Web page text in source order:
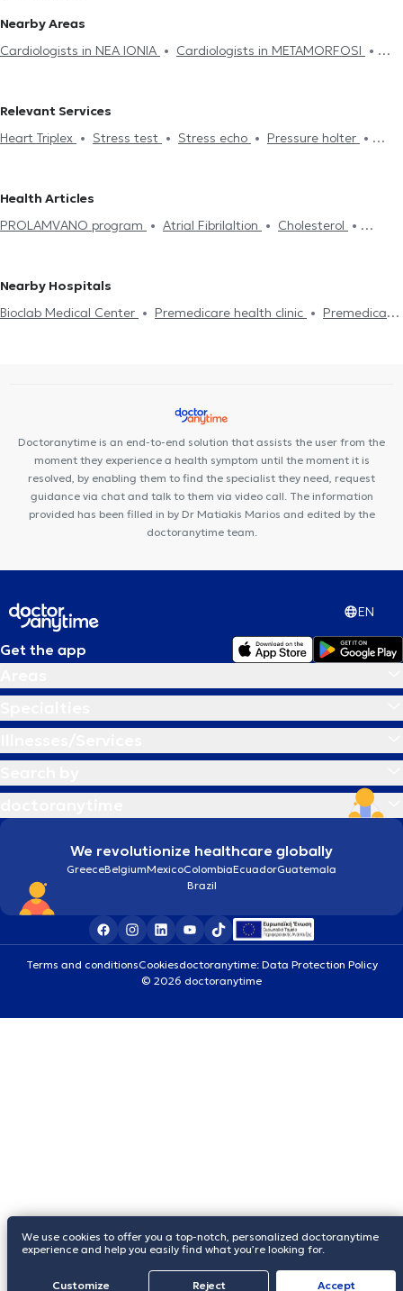
Nearby Areas
Cardiologists in NEA IONIA
Cardiologists in METAMORFOSI
Cardiologists in ANO PATISIA
Cardiologists in PATISIA
Cardiologists in ACHARNES
VRILISSIA
Cardiologists in PETROUPOLI
Cardiologists in
Relevant Services
Heart Triplex
Stress test Stress echo
Pressure holter
Symptoms
Myocarditis
Cardiomyopathy
Valvular Heart Disease
Coronary artery
Health Articles
PROLAMVANO program
Atrial Fibrilaltion
Cholesterol
Nearby Hospitals
Bioclab Medical Center
Premedicare health clinic
Premedicare
Doctoranytime is an end-to-end solution that assists the user from the
moment they experience a health symptom until the moment it is
resolved, by enabling them to find the specialist they need, request
guidance via chat and talk to them via video call. The information
provided has been filled in by Dr Matiakis Marios and edited by the
doctoranytime team.
EN
Get the app
We revolutionize healthcare globally
GreeceBelgiumMexicoColombiaEcuadorGuatemala
Brazil
Terms and conditionsCookiesdoctoranytime: Data Protection Policy
© 2026 doctoranytime
We use cookies to offer you a top-notch, personalized doctoranytime
experience and help you easily find what you’re looking for.
Customize Reject Accept